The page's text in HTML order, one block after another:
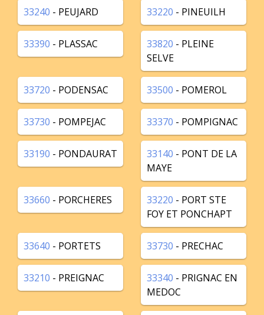
33240 - PEUJARD 33220 - PINEUILH
33390 - PLASSAC 33820 - PLEINE
SELVE
33720 - PODENSAC 33500 - POMEROL
33730 - POMPEJAC 33370 - POMPIGNAC
33190 - PONDAURAT 33140 - PONT DE LA
MAYE
33660 - PORCHERES 33220 - PORT STE
FOY ET PONCHAPT
33640 - PORTETS 33730 - PRECHAC
33210 - PREIGNAC 33340 - PRIGNAC EN
MEDOC